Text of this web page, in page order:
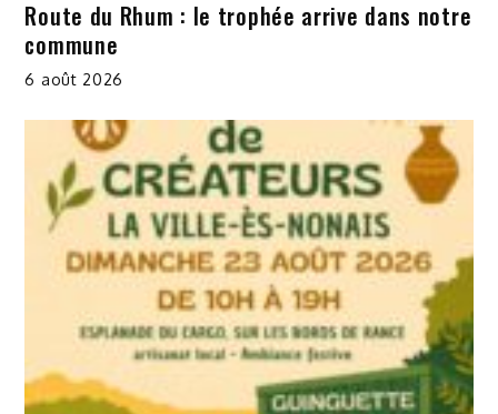
Route du Rhum : le trophée arrive dans notre
commune
6 août 2026